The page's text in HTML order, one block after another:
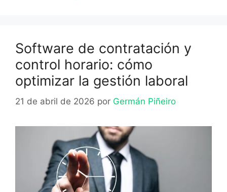
Software de contratación y
control horario: cómo
optimizar la gestión laboral
21 de abril de 2026 por Germán Piñeiro